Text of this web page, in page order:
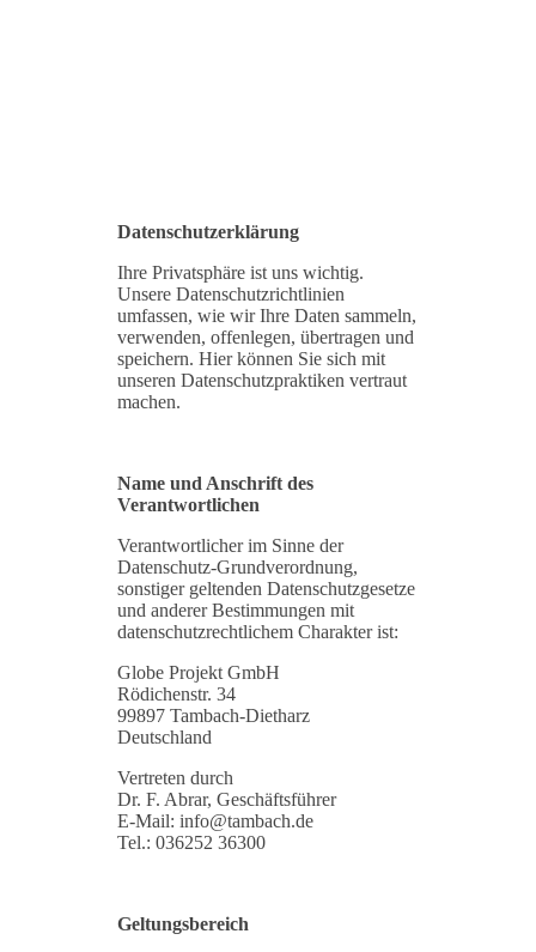
Datenschutzerklärung
Ihre Privatsphäre ist uns wichtig.
Unsere Datenschutzrichtlinien
umfassen, wie wir Ihre Daten sammeln,
verwenden, offenlegen, übertragen und
speichern. Hier können Sie sich mit
unseren Datenschutzpraktiken vertraut
machen.
Name und Anschrift des
Verantwortlichen
Verantwortlicher im Sinne der
Datenschutz-Grundverordnung,
sonstiger geltenden Datenschutzgesetze
und anderer Bestimmungen mit
datenschutzrechtlichem Charakter ist:
Globe Projekt GmbH
Rödichenstr. 34
99897 Tambach-Dietharz
Deutschland
Vertreten durch
Dr. F. Abrar, Geschäftsführer
E-Mail: info@tambach.de
Tel.: 036252 36300
Geltungsbereich